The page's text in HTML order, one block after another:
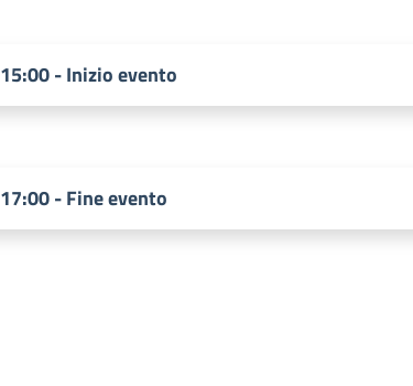
15:00 - Inizio evento
17:00 - Fine evento